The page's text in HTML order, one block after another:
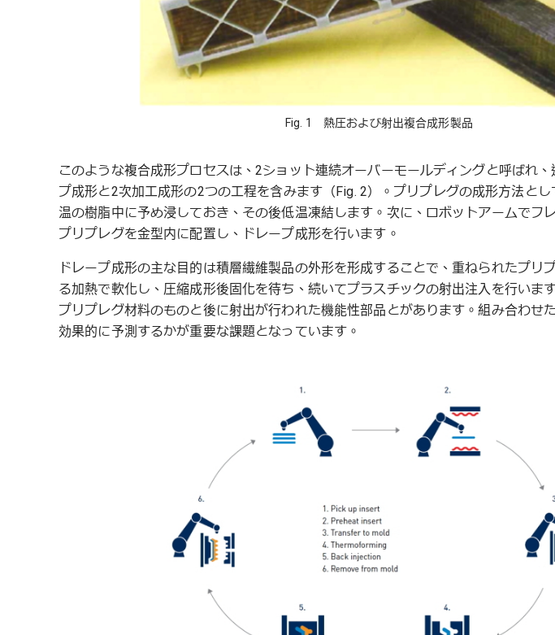
Fig. 1 熱圧および射出複合成形製品
このような複合成形プロセスは、2ショット連続オーバーモールディングと呼ばれ
プ成形と2次加工成形の2つの工程を含みます（Fig. 2）。プリプレグの成形方法と
温の樹脂中に予め浸しておき、その後低温凍結します。次に、ロボットアームでフ
プリプレグを金型内に配置し、ドレープ成形を行います。
ドレープ成形の主な目的は積層繊維製品の外形を形成することで、重ねられたプリ
る加熱で軟化し、圧縮成形後固化を待ち、続いてプラスチックの射出注入を行いま
プリプレグ材料のものと後に射出が行われた機能性部品とがあります。組み合わせ
効果的に予測するかが重要な課題となっています。